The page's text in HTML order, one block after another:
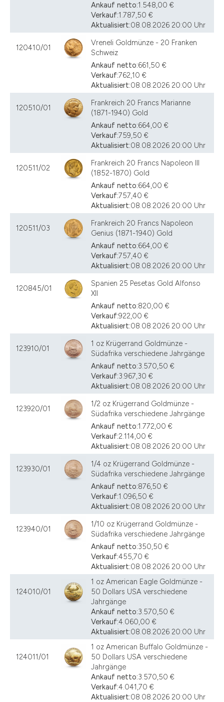
Ankauf netto:1.548,00 €
Verkauf:1.787,50 €
Aktualisiert:08.08.2026 20:00 Uhr
120410/01
Vreneli Goldmünze - 20 Franken
Schweiz
Ankauf netto:661,50 €
Verkauf:762,10 €
Aktualisiert:08.08.2026 20:00 Uhr
120510/01
Frankreich 20 Francs Marianne
(1871-1940) Gold
Ankauf netto:664,00 €
Verkauf:759,50 €
Aktualisiert:08.08.2026 20:00 Uhr
120511/02
Frankreich 20 Francs Napoleon III
(1852-1870) Gold
Ankauf netto:664,00 €
Verkauf:757,40 €
Aktualisiert:08.08.2026 20:00 Uhr
120511/03
Frankreich 20 Francs Napoleon
Genius (1871-1940) Gold
Ankauf netto:664,00 €
Verkauf:757,40 €
Aktualisiert:08.08.2026 20:00 Uhr
120845/01
Spanien 25 Pesetas Gold Alfonso
XII
Ankauf netto:820,00 €
Verkauf:922,00 €
Aktualisiert:08.08.2026 20:00 Uhr
123910/01
1 oz Krügerrand Goldmünze -
Südafrika verschiedene Jahrgänge
Ankauf netto:3.570,50 €
Verkauf:3.967,30 €
Aktualisiert:08.08.2026 20:00 Uhr
123920/01
1/2 oz Krügerrand Goldmünze -
Südafrika verschiedene Jahrgänge
Ankauf netto:1.772,00 €
Verkauf:2.114,00 €
Aktualisiert:08.08.2026 20:00 Uhr
123930/01
1/4 oz Krügerrand Goldmünze -
Südafrika verschiedene Jahrgänge
Ankauf netto:876,50 €
Verkauf:1.096,50 €
Aktualisiert:08.08.2026 20:00 Uhr
123940/01
1/10 oz Krügerrand Goldmünze -
Südafrika verschiedene Jahrgänge
Ankauf netto:350,50 €
Verkauf:455,70 €
Aktualisiert:08.08.2026 20:00 Uhr
124010/01
1 oz American Eagle Goldmünze -
50 Dollars USA verschiedene
Jahrgänge
Ankauf netto:3.570,50 €
Verkauf:4.060,00 €
Aktualisiert:08.08.2026 20:00 Uhr
124011/01
1 oz American Buffalo Goldmünze -
50 Dollars USA verschiedene
Jahrgänge
Ankauf netto:3.570,50 €
Verkauf:4.041,70 €
Aktualisiert:08.08.2026 20:00 Uhr